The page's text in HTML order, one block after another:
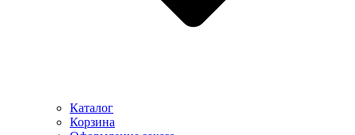
Каталог
Корзина